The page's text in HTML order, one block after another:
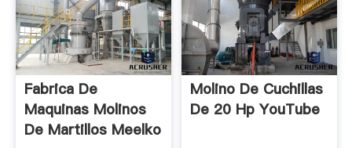
Fabrica De
Maquinas Molinos
De Martillos Meelko
Molino De Cuchillas
De 20 Hp YouTube